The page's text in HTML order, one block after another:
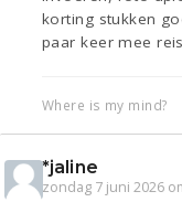
korting stukken
paar keer mee
Where is my mind?
*jaline
zondag 7 juni 2026